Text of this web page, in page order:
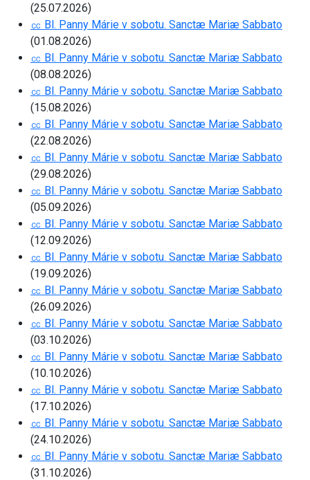
(25.07.2026)
㏄ Bl. Panny Márie v sobotu. Sanctæ Mariæ Sabbato
(01.08.2026)
㏄ Bl. Panny Márie v sobotu. Sanctæ Mariæ Sabbato
(08.08.2026)
㏄ Bl. Panny Márie v sobotu. Sanctæ Mariæ Sabbato
(15.08.2026)
㏄ Bl. Panny Márie v sobotu. Sanctæ Mariæ Sabbato
(22.08.2026)
㏄ Bl. Panny Márie v sobotu. Sanctæ Mariæ Sabbato
(29.08.2026)
㏄ Bl. Panny Márie v sobotu. Sanctæ Mariæ Sabbato
(05.09.2026)
㏄ Bl. Panny Márie v sobotu. Sanctæ Mariæ Sabbato
(12.09.2026)
㏄ Bl. Panny Márie v sobotu. Sanctæ Mariæ Sabbato
(19.09.2026)
㏄ Bl. Panny Márie v sobotu. Sanctæ Mariæ Sabbato
(26.09.2026)
㏄ Bl. Panny Márie v sobotu. Sanctæ Mariæ Sabbato
(03.10.2026)
㏄ Bl. Panny Márie v sobotu. Sanctæ Mariæ Sabbato
(10.10.2026)
㏄ Bl. Panny Márie v sobotu. Sanctæ Mariæ Sabbato
(17.10.2026)
㏄ Bl. Panny Márie v sobotu. Sanctæ Mariæ Sabbato
(24.10.2026)
㏄ Bl. Panny Márie v sobotu. Sanctæ Mariæ Sabbato
(31.10.2026)